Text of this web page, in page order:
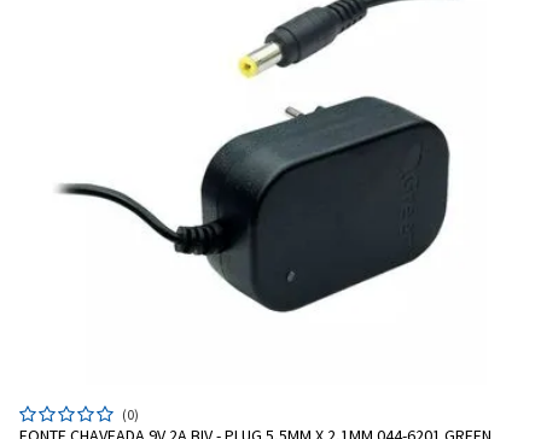
Entendi
Entendi
Entendi
(0)